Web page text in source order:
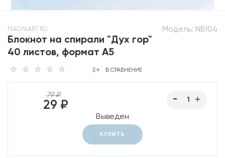
Модель: NB104
MAGNIART.RU
Блокнот на спирали "Дух гор"
40 листов, формат А5
В СРАВНЕНИЕ
79 ₽
29 ₽
Выведен
КУПИТЬ